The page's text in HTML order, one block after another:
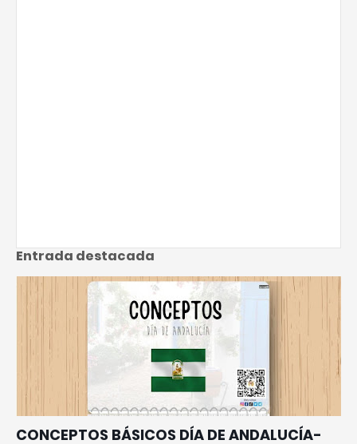
Entrada destacada
CONCEPTOS BÁSICOS DÍA DE ANDALUCÍA-